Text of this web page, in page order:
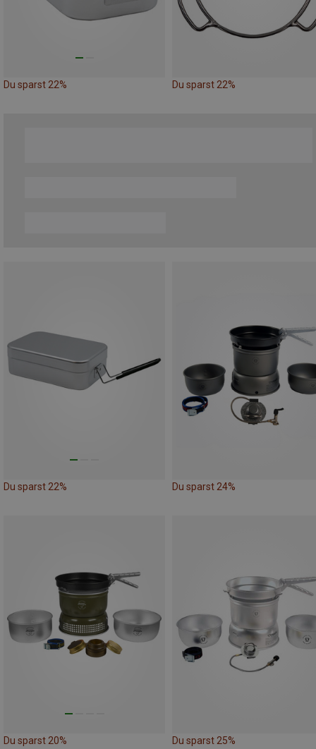
Du sparst 22% Du sparst 22%
Du sparst 22% Du sparst 24%
Du sparst 20% Du sparst 25%